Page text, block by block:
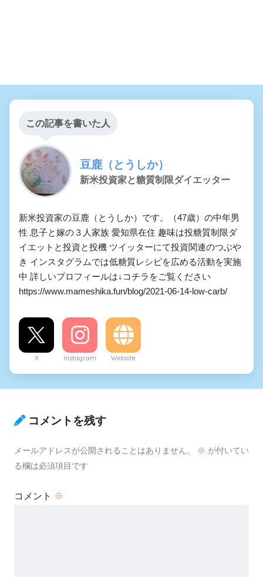
この記事を書いた人
豆鹿（とうしか）
新米投資家と糖質制限ダイエッター
新米投資家の豆鹿（とうしか）です。（47歳）の中年男
性 息子と嫁の３人家族 愛知県在住 趣味は投糖質制限ダ
イエットと投資と投機 ツイッターにて投資関連のつぶや
き インスタグラムでは低糖質レシピを広める活動を実施
中 詳しいプロフィールは↓コチラをご覧ください
https://www.mameshika.fun/blog/2021-06-14-low-carb/
X Instagram Website
コメントを残す
メールアドレスが公開されることはありません。 ※ が付いてい
る欄は必須項目です
コメント ※